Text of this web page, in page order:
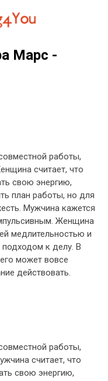
Марс -
работы,
считает, что
свою энергию,
план работы, но для
Мужчина кажется
Женщина
медлительностью и
к делу. В
может вовсе
действовать.
работы,
считает, что
свою энергию,